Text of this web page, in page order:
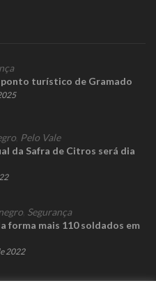
ponto turístico de Gramado
Pelo Vale
da Safra de Citros será dia
Segurança
forma mais 110 soldados em
2022